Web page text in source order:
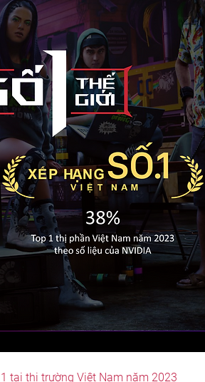
tại thị trường Việt Nam năm 2023